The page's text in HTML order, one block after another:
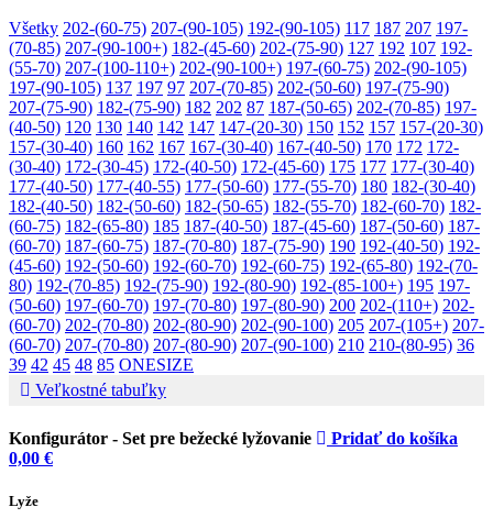
Všetky 202-(60-75) 207-(90-105) 192-(90-105) 117 187 207 197-
(70-85) 207-(90-100+) 182-(45-60) 202-(75-90) 127 192 107 192-
(55-70) 207-(100-110+) 202-(90-100+) 197-(60-75) 202-(90-105)
197-(90-105) 137 197 97 207-(70-85) 202-(50-60) 197-(75-90)
207-(75-90) 182-(75-90) 182 202 87 187-(50-65) 202-(70-85) 197-
(40-50) 120 130 140 142 147 147-(20-30) 150 152 157 157-(20-30)
157-(30-40) 160 162 167 167-(30-40) 167-(40-50) 170 172 172-
(30-40) 172-(30-45) 172-(40-50) 172-(45-60) 175 177 177-(30-40)
177-(40-50) 177-(40-55) 177-(50-60) 177-(55-70) 180 182-(30-40)
182-(40-50) 182-(50-60) 182-(50-65) 182-(55-70) 182-(60-70) 182-
(60-75) 182-(65-80) 185 187-(40-50) 187-(45-60) 187-(50-60) 187-
(60-70) 187-(60-75) 187-(70-80) 187-(75-90) 190 192-(40-50) 192-
(45-60) 192-(50-60) 192-(60-70) 192-(60-75) 192-(65-80) 192-(70-
80) 192-(70-85) 192-(75-90) 192-(80-90) 192-(85-100+) 195 197-
(50-60) 197-(60-70) 197-(70-80) 197-(80-90) 200 202-(110+) 202-
(60-70) 202-(70-80) 202-(80-90) 202-(90-100) 205 207-(105+) 207-
(60-70) 207-(70-80) 207-(80-90) 207-(90-100) 210 210-(80-95) 36
39 42 45 48 85 ONESIZE
Veľkostné tabuľky
Konfigurátor - Set pre bežecké lyžovanie
Pridať do košíka
0,00 €
Lyže